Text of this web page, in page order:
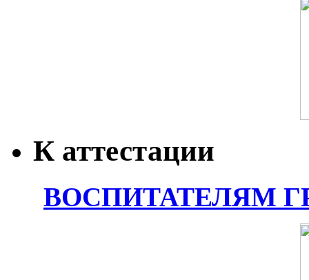
К аттестации
ВОСПИТАТЕЛЯМ